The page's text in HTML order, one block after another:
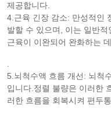
제공합니다.
4.근육 긴장 감소: 만성적인
발할 수 있으며, 이는 일반
근육이 이완되어 완화하는
.
5.뇌척수액 흐름 개선: 뇌척
입니다.정렬 불량은 이러한
러한 흐름을 회복시켜 편두